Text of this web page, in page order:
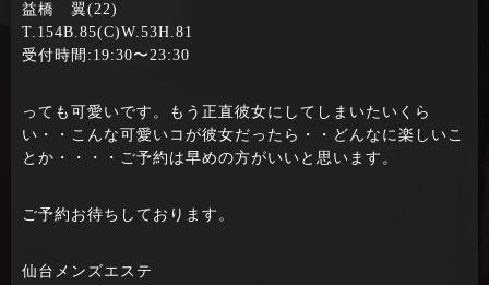
益橋 翼(22)
T.154B.85(C)W.53H.81
受付時間:19:30〜23:30
っても可愛いです。もう正直彼女にしてしまいたいくら
い・・こんな可愛いコが彼女だったら・・どんなに楽しいこ
とか・・・・ご予約は早めの方がいいと思います。
ご予約お待ちしております。
仙台メンズエステ